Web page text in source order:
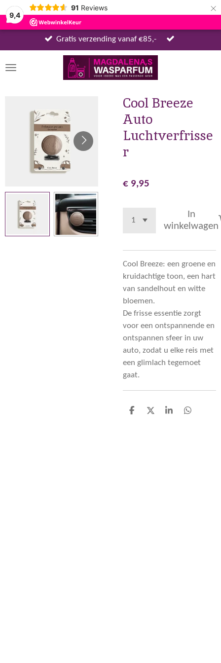
9,4
91 Reviews ×
Gratis verzending vanaf €85,-
Cool Breeze
Auto
Luchtverfrisse
r
€ 9,95
In
winkelwagen
Cool Breeze: een groene en
kruidachtige toon, een hart
van sandelhout en witte
bloemen.
De frisse essentie zorgt
voor een ontspannende en
ontspannen sfeer in uw
auto, zodat u elke reis met
een glimlach tegemoet
gaat.
D
D
S
D